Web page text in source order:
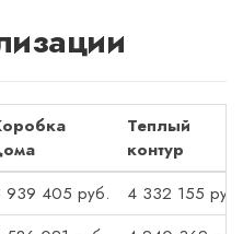
Теплый
контур
939 405 руб.
4 332 155 руб.